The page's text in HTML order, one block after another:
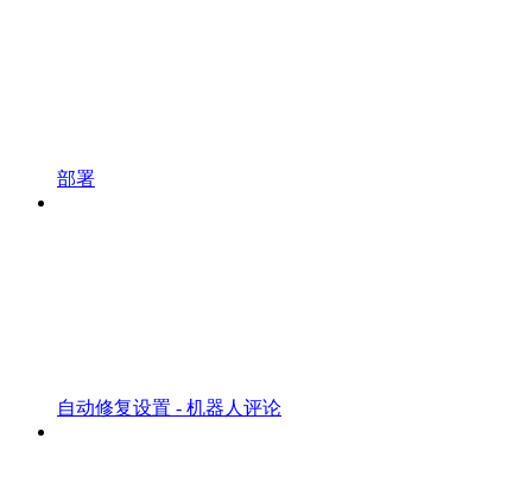
部署
自动修复设置 - 机器人评论